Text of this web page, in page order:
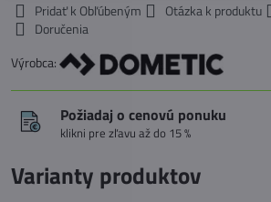
Pridať k Obľúbeným Otázka k produktu
Doručenia
Výrobca:
Požiadaj o cenovú ponuku
klikni pre zľavu až do 15 %
Varianty produktov